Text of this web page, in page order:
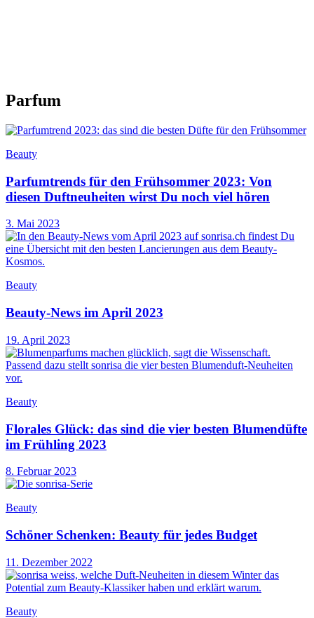
Parfum
Beauty
Parfumtrends für den Frühsommer 2023: Von
diesen Duftneuheiten wirst Du noch viel hören
3. Mai 2023
Beauty
Beauty-News im April 2023
19. April 2023
Beauty
Florales Glück: das sind die vier besten Blumendüfte
im Frühling 2023
8. Februar 2023
Beauty
Schöner Schenken: Beauty für jedes Budget
11. Dezember 2022
Beauty